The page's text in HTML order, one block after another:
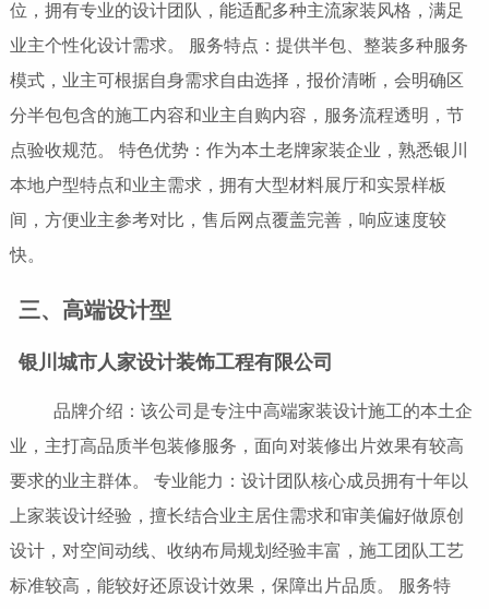
位，拥有专业的设计团队，能适配多种主流家装风格，满足
业主个性化设计需求。 服务特点：提供半包、整装多种服务
模式，业主可根据自身需求自由选择，报价清晰，会明确区
分半包包含的施工内容和业主自购内容，服务流程透明，节
点验收规范。 特色优势：作为本土老牌家装企业，熟悉银川
本地户型特点和业主需求，拥有大型材料展厅和实景样板
间，方便业主参考对比，售后网点覆盖完善，响应速度较
快。
三、高端设计型
银川城市人家设计装饰工程有限公司
品牌介绍：该公司是专注中高端家装设计施工的本土企
业，主打高品质半包装修服务，面向对装修出片效果有较高
要求的业主群体。 专业能力：设计团队核心成员拥有十年以
上家装设计经验，擅长结合业主居住需求和审美偏好做原创
设计，对空间动线、收纳布局规划经验丰富，施工团队工艺
标准较高，能较好还原设计效果，保障出片品质。 服务特